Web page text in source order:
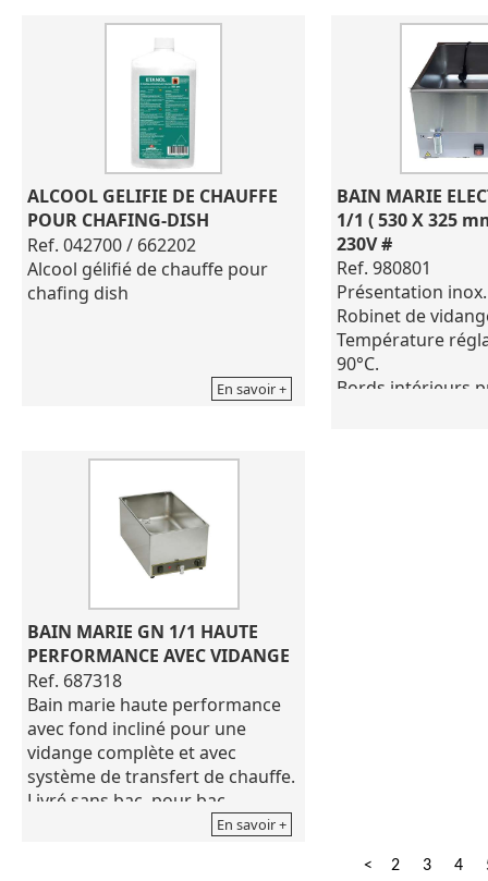
Boutons de commande
Utilisation avec de l'eau pour un
transfert d'énergie maximal.
Livré avec un récipient inox
amovible + son couvercle
articulé.
Puissance 800 W -
Dimensions : D. 32 HT 24.5 CM.
Température maxi 74°C.
ALCOOL GELIFIE DE CHAUFFE
POUR CHAFING-DISH
Ref. 042700 / 662202
Alcool gélifié de chauffe pour
chafing dish
En savoir +
BAIN MARIE
1/1 ( 530 X 325
230V #
Ref. 980801
Présentation inox.
Robinet de
Température
90°C.
Bords intérieurs
BAIN MARIE GN 1/1 HAUTE
PERFORMANCE AVEC VIDANGE
Ref. 687318
Bain marie haute performance
avec fond incliné pour une
vidange complète et avec
système de transfert de chauffe.
Livré sans bac, pour bac
En savoir +
< 2 3 4